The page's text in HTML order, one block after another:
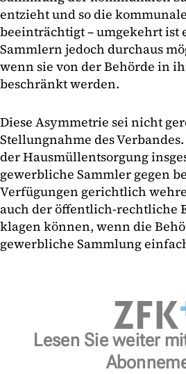
entzieht und so die
beeinträchtigt – umgekehrt ist
Sammlern jedoch durchaus
wenn sie von der Behörde in
beschränkt werden.
Diese Asymmetrie sei nicht
Stellungnahme des
der Hausmüllentsorgung
gewerbliche Sammler gegen
Verfügungen gerichtlich
auch der öffentlich-rechtliche
klagen können, wenn die
gewerbliche Sammlung
Lesen Sie weiter